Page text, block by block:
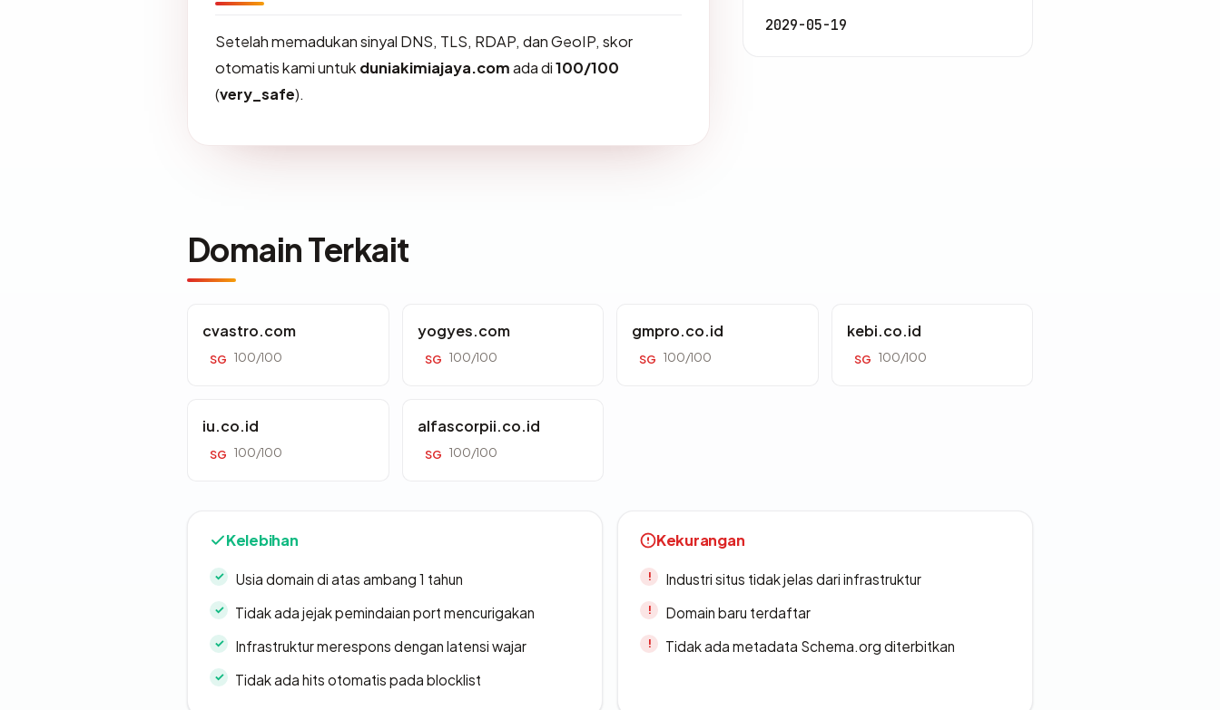
Setelah memadukan sinyal DNS, TLS, RDAP, dan GeoIP, skor
otomatis kami untuk duniakimiajaya.comada di100/100
(very_safe).
2029-05-19
Domain Terkait
cvastro.com
SG 100/100
yogyes.com
SG 100/100
gmpro.co.id
SG 100/100
kebi.co.id
SG 100/100
iu.co.id
SG 100/100
alfascorpii.co.id
SG 100/100
Kelebihan
Usia domain di atas ambang 1 tahun
Tidak ada jejak pemindaian port mencurigakan
Infrastruktur merespons dengan latensi wajar
Tidak ada hits otomatis pada blocklist
Kekurangan
Industri situs tidak jelas dari infrastruktur
Domain baru terdaftar
Tidak ada metadata Schema.org diterbitkan